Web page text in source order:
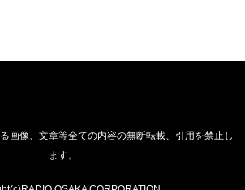
画像、文章等全ての内容の無断転載、引用を禁止し
ます。